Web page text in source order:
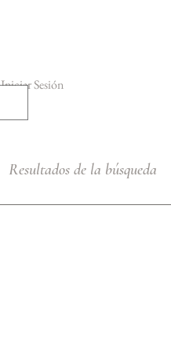
Iniciar Sesión
Resultados de la búsqueda